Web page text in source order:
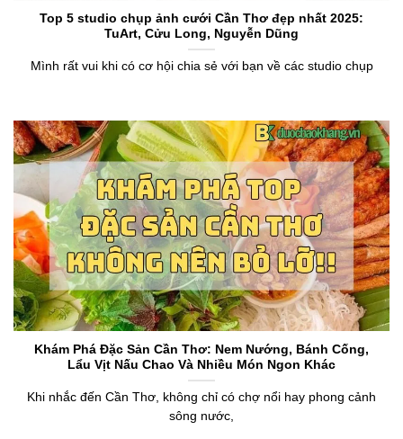
Top 5 studio chụp ảnh cưới Cần Thơ đẹp nhất 2025:
TuArt, Cửu Long, Nguyễn Dũng
Mình rất vui khi có cơ hội chia sẻ với bạn về các studio chụp
Khám Phá Đặc Sản Cần Thơ: Nem Nướng, Bánh Cống,
Lẩu Vịt Nấu Chao Và Nhiều Món Ngon Khác
Khi nhắc đến Cần Thơ, không chỉ có chợ nổi hay phong cảnh
sông nước,